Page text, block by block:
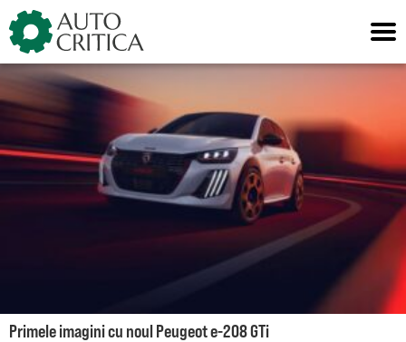
Skip
to
content
Primele imagini cu noul Peugeot e-208 GTi